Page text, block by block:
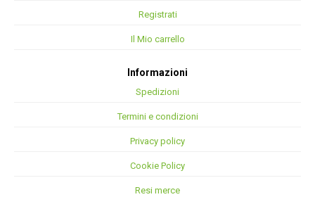
Registrati
Il Mio carrello
Informazioni
Spedizioni
Termini e condizioni
Privacy policy
Cookie Policy
Resi merce